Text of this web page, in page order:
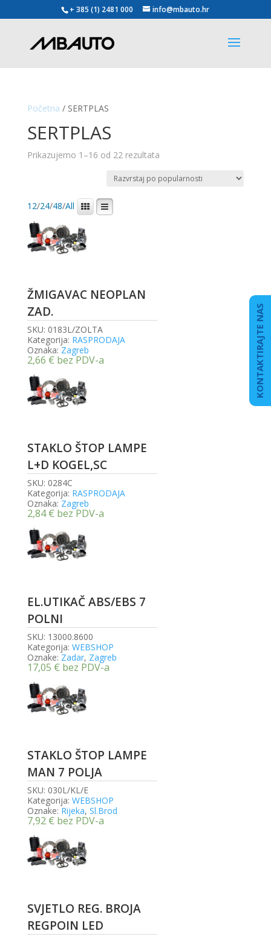
+ 385 (1) 2481 000 info@mbauto.hr
Početna / SERTPLAS
SERTPLAS
Prikazujemo 1–16 od 22 rezultataPoredano
popularnosti
12/24/48/All
ŽMIGAVAC NEOPLAN
ZAD.
SKU: 0183L/ZOLTA
Kategorija: RASPRODAJA
Oznaka: Zagreb
2,66 € bez PDV-a
STAKLO ŠTOP LAMPE
L+D KOGEL,SC
SKU: 0284C
Kategorija: RASPRODAJA
Oznaka: Zagreb
2,84€ bez PDV-a
EL.UTIKAČ ABS/EBS 7
POLNI
SKU: 13000.8600
Kategorija: WEBSHOP
Oznake: Zadar, Zagreb
17,05 € bez PDV-a
STAKLO ŠTOP LAMPE
MAN 7 POLJA
SKU: 030L/KL/E
Kategorija: WEBSHOP
Oznake: Rijeka, Sl.Brod
7,92 € bez PDV-a
SVJETLO REG. BROJA
REGPOIN LED
KONTAKTIRAJTE NAS